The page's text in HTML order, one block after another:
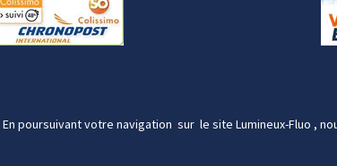
En poursuivant votre navigation sur le site Lumineux-Fluo ,